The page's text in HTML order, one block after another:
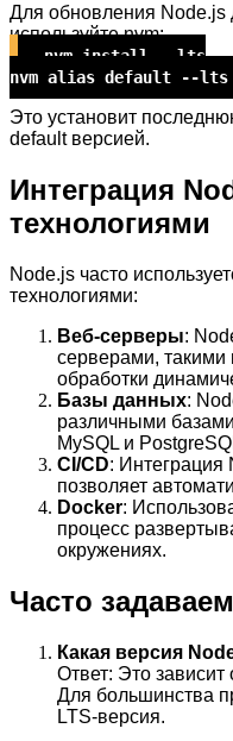
Для обновления Node.js
используйте nvm:
nvm install --lts
nvm alias default --lts
Это установит
default версией.
Интеграция
технологиями
Node.js часто
технологиями:
Веб-серверы:
серверами, такими
обработки
Базы данных:
различными
MySQL и
CI/CD: Интеграция
позволяет
Docker:
процесс
окружениях.
Часто
Какая версия
Ответ: Это зависит
Для большинства
LTS-версия.